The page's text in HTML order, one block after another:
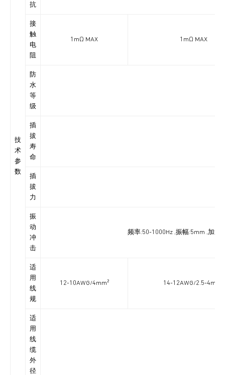
技
术
参
数
抗
接
触
电
阻
1mΩ MAX 1mΩ MAX
防
水
等
级
插
拔
寿
命
插
拔
力
振
动
冲
击
频率:50-1000Hz ,振幅:5mm ,加
适
用
线
规
12-10AWG/4mm² 14-12AWG/2.5-4mm²
适
用
线
缆
外
径